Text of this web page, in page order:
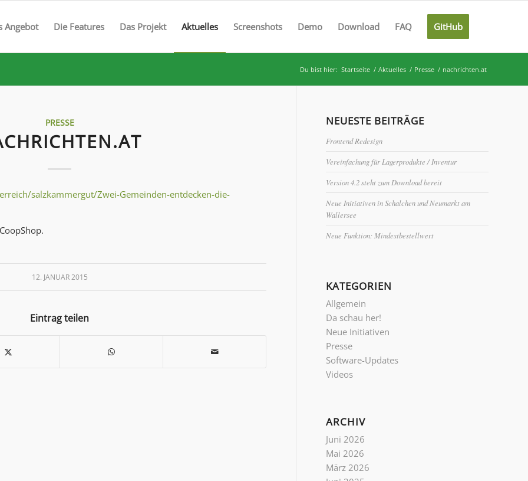
Angebot Die Features Das Projekt Aktuelles Screenshots Demo Download FAQ GitHub
Du bist hier: Startseite / Aktuelles / Presse / nachrichten.at
PRESSE
salzkammergut/Zwei-Gemeinden-entdecken-die-
12. JANUAR 2015
Eintrag teilen
NEUESTE BEITRÄGE
Frontend Redesign
Vereinfachung für Lagerprodukte / Inventur
Version 4.2 steht zum Download bereit
Neue Initiativen in Schalchen und Neumarkt am
Wallersee
Neue Funktion: Mindestbestellwert
KATEGORIEN
Allgemein
Da schau her!
Neue Initiativen
Presse
Software-Updates
Videos
ARCHIV
Juni 2026
Mai 2026
März 2026